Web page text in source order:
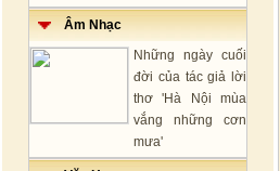
Âm Nhạc
Những ngày cuối
đời của tác giả lời
thơ 'Hà Nội mùa
vắng những cơn
mưa'